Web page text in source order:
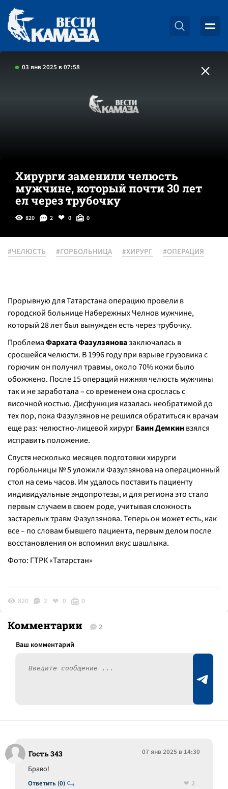
03 янв 2025 в 07:58
Хирурги заменили челюсть
мужчине, который почти 30 лет
ел через трубочку
820 2 0 0
#ЧЕЛЮСТЬ #ГОРБОЛЬНИЦА #ХИРУРГ #ОПЕРАЦИЯ
Прорывную для Татарстана операцию провели в
городской больнице Набережных Челнов мужчине,
который 28 лет был вынужден есть через трубочку.
ПроблемаФархата Фазулзяновазаключалась в
сросшейся челюсти. В 1996 году при взрыве грузовика с
горючим он получил травмы, около 70% кожи было
обожжено. После 15 операций нижняя челюсть мужчины
так и не заработала – со временем она срослась с
височной костью. Дисфункция казалась необратимой до
тех пор, пока Фазулзянов не решился обратиться к врачам
еще раз: челюстно-лицевой хирургБаин Демкинвзялся
исправить положение.
Спустя несколько месяцев подготовки хирурги
горбольницы № 5 уложили Фазулзянова на операционный
стол на семь часов. Им удалось поставить пациенту
индивидуальные эндопротезы, и для региона это стало
первым случаем в своем роде, учитывая сложность
застарелых травм Фазулзянова. Теперь он может есть, как
все – по словам бывшего пациента, первым делом после
восстановления он вспомнил вкус шашлыка.
Фото: ГТРК «Татарстан»
820 2 0 0
Комментарии 2
Гость 343 07 янв 2025 в 14:30
Ответить (0)
Браво!
2